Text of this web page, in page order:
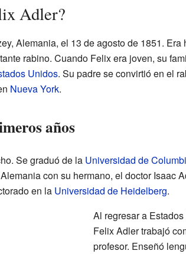
Adler?
Alemania, el 13 de agosto de 1851. Era
rabino. Cuando Felix era joven, su
Unidos. Su padre se convirtió en el
Nueva York.
años
Se graduó de la Universidad de
con su hermano, el doctor Isaac
en la Universidad de Heidelberg.
Al regresar a
Felix Adler trabajó
profesor. Enseñó